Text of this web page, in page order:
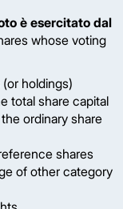
è esercitato dal
whose voting
holdings)
total share capital
ordinary share
shares
of other category